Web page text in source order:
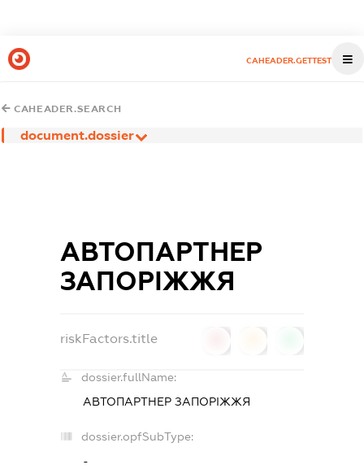
CAHEADER.GETTEST
CAHEADER.SEARCH
document.dossier
АВТОПАРТНЕР
ЗАПОРІЖЖЯ
riskFactors.title
dossier.fullName:
АВТОПАРТНЕР ЗАПОРІЖЖЯ
dossier.opfSubType:
-